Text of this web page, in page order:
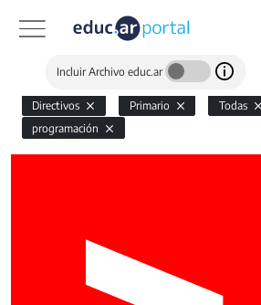
Incluir Archivo educ.ar
Directivos Primario
Todas
programación